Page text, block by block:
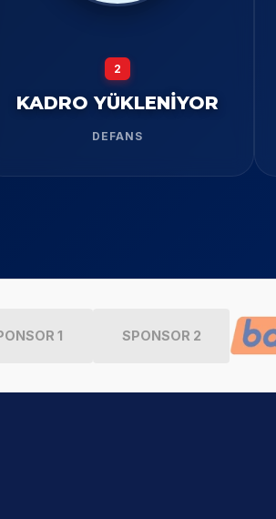
2
KADRO YÜKLENİYOR
DEFANS
1 SPONSOR 2